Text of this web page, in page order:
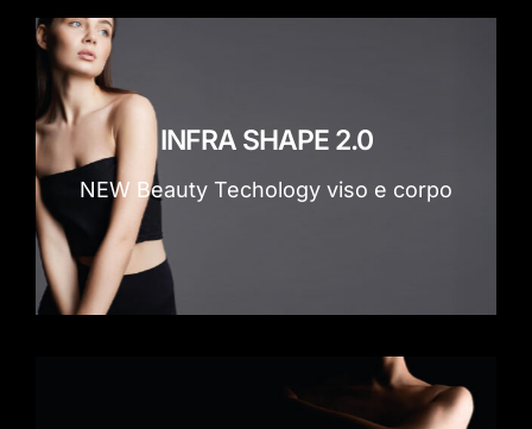
INFRA SHAPE 2.0
NEW Beauty Techology viso e corpo